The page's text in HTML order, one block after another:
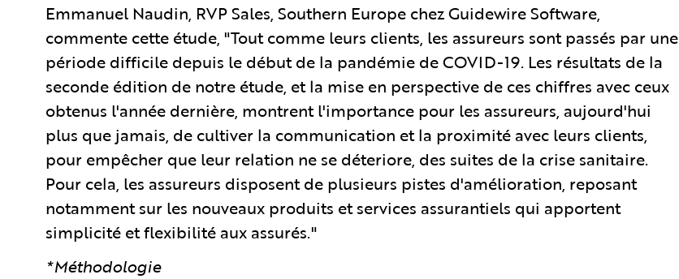
Emmanuel Naudin, RVP Sales, Southern Europe chez Guidewire Software,
commente cette étude, "Tout comme leurs clients, les assureurs sont passés par une
période difficile depuis le début de la pandémie de COVID-19. Les résultats de la
seconde édition de notre étude, et la mise en perspective de ces chiffres avec ceux
obtenus l'année dernière, montrent l'importance pour les assureurs, aujourd'hui
plus que jamais, de cultiver la communication et la proximité avec leurs clients,
pour empêcher que leur relation ne se déteriore, des suites de la crise sanitaire.
Pour cela, les assureurs disposent de plusieurs pistes d'amélioration, reposant
notamment sur les nouveaux produits et services assurantiels qui apportent
simplicité et flexibilité aux assurés."
*Méthodologie